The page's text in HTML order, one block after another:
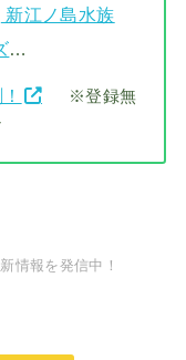
新江ノ島水族
…
※登録無
情報を発信中！